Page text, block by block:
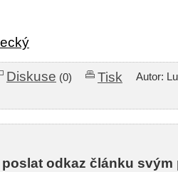
Diskuse (0) Tisk
Autor:
odkaz článku svým